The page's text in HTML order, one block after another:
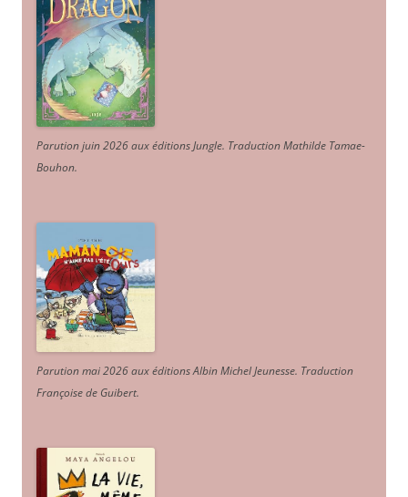
Parution juin 2026 aux éditions Jungle. Traduction Mathilde Tamae-
Bouhon.
Parution mai 2026 aux éditions Albin Michel Jeunesse. Traduction
Françoise de Guibert.